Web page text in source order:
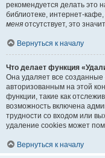
рекомендуется делать это
библиотеке, интернет-
меня отсутствует, это
Вернуться к началу
Что делает функция
Она удаляет все
авторизованным на этой
функции, такие как
возможность включена
трудности со входом или
удаление cookies может
Вернуться к началу